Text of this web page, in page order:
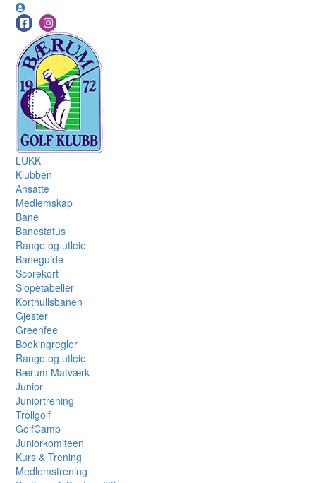
LUKK
Klubben
Ansatte
Medlemskap
Bane
Banestatus
Range og utleie
Baneguide
Scorekort
Slopetabeller
Korthullsbanen
Gjester
Greenfee
Bookingregler
Range og utleie
Bærum Matværk
Junior
Juniortrening
Trollgolf
GolfCamp
Juniorkomiteen
Kurs & Trening
Medlemstrening